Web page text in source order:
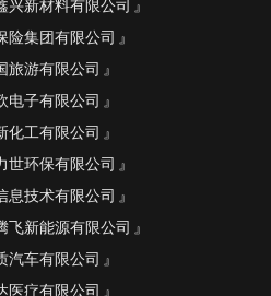
兴新材料有限公司
险集团有限公司
旅游有限公司
电子有限公司
化工有限公司
世环保有限公司
息技术有限公司
飞新能源有限公司
汽车有限公司
医疗有限公司